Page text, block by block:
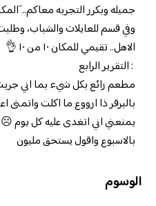
جميله وبكرر التجربه معاكم..
وفي قسم للعايلات والشباب،
الاهل.. تقيمي للمكان ١٠ من ١٠ 👌
: التقرير الرابع
مطعم رائع بكل شيء بما اني
بالبرقر ذا ارووع ما اكلت واتمنى
بالاسبوع واقول يستحق مليون
الوسوم